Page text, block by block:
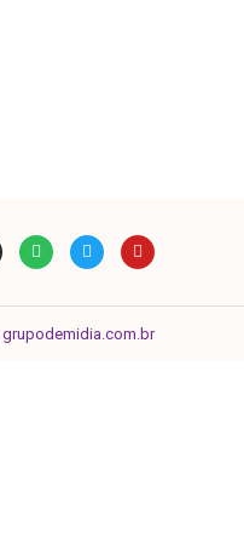
grupodemidia.com.br